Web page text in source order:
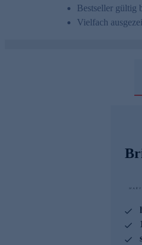
Bestseller gültig
Vielfach